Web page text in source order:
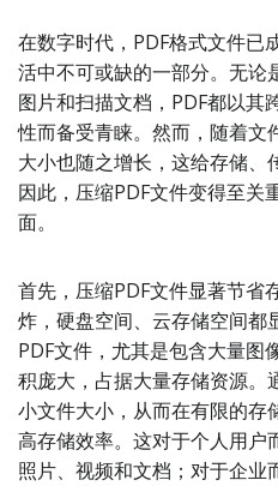
在数字时代，PDF格式文件已
活中不可或缺的一部分。无论
图片和扫描文档，PDF都以其
性而备受青睐。然而，随着文
大小也随之增长，这给存储、
因此，压缩PDF文件变得至关
面。
首先，压缩PDF文件显著节省
炸，硬盘空间、云存储空间都
PDF文件，尤其是包含大量图
积庞大，占据大量存储资源。
小文件大小，从而在有限的存
高存储效率。这对于个人用户
照片、视频和文档；对于企业